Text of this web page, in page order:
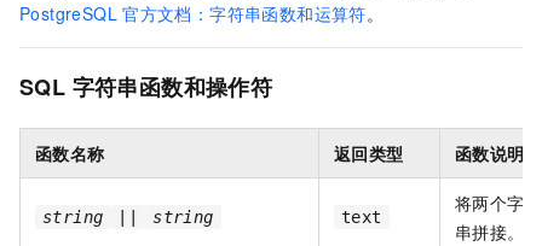
PostgreSQL 官方文档：字符串函数和运算符。
SQL 字符串函数和操作符
函数名称 返回类型 函数说明
string string text
将两个字符
串拼接。